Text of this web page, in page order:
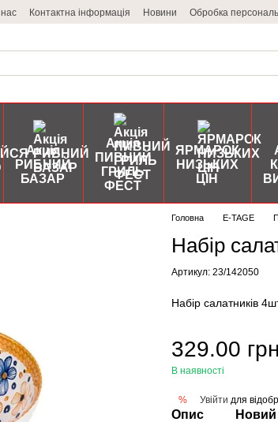
Контактна інформація Новини Обробка
Акція
РИБНИЙ
БАЗАР
Акція
ПИВНИЙ
ГРИЛЬ
ФЕСТ
ЯРМАРОК
НИЗЬКИХ
ЦІН
Головна E-TAGE
Набір
Артикул: 23/142050
Набір салатників
329.00
В наявності
% Увійти для
Опис Новий